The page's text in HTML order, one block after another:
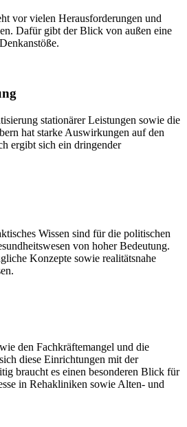
vor vielen Herausforderungen und
Dafür gibt der Blick von außen eine
stationärer Leistungen sowie die
hat starke Auswirkungen auf den
ergibt sich ein dringender
Wissen sind für die politischen
von hoher Bedeutung.
Konzepte sowie realitätsnahe
den Fachkräftemangel und die
diese Einrichtungen mit der
braucht es einen besonderen Blick für
in Rehakliniken sowie Alten- und